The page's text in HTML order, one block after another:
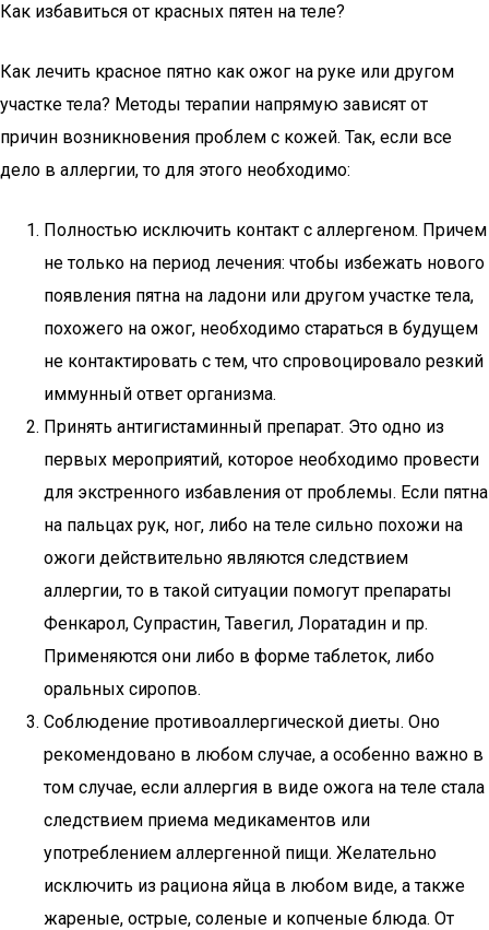
Как избавиться от красных пятен на теле?
Как лечить красное пятно как ожог на руке или другом
участке тела? Методы терапии напрямую зависят от
причин возникновения проблем с кожей. Так, если все
дело в аллергии, то для этого необходимо:
Полностью исключить контакт с аллергеном. Причем
не только на период лечения: чтобы избежать нового
появления пятна на ладони или другом участке тела,
похожего на ожог, необходимо стараться в будущем
не контактировать с тем, что спровоцировало резкий
иммунный ответ организма.
Принять антигистаминный препарат. Это одно из
первых мероприятий, которое необходимо провести
для экстренного избавления от проблемы. Если пятна
на пальцах рук, ног, либо на теле сильно похожи на
ожоги действительно являются следствием
аллергии, то в такой ситуации помогут препараты
Фенкарол, Супрастин, Тавегил, Лоратадин и пр.
Применяются они либо в форме таблеток, либо
оральных сиропов.
Соблюдение противоаллергической диеты. Оно
рекомендовано в любом случае, а особенно важно в
том случае, если аллергия в виде ожога на теле стала
следствием приема медикаментов или
употреблением аллергенной пищи. Желательно
исключить из рациона яйца в любом виде, а также
жареные, острые, соленые и копченые блюда. От